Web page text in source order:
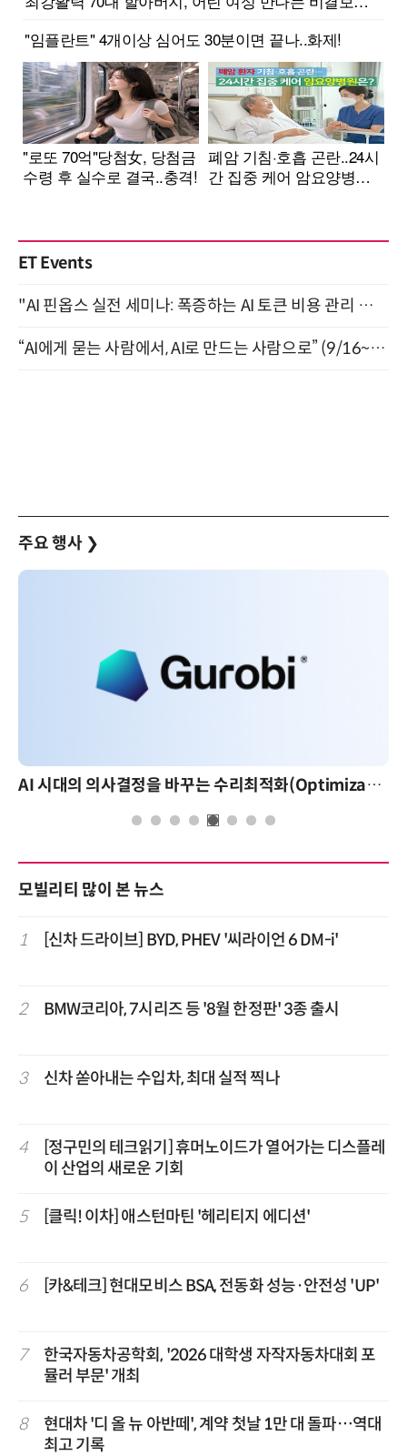
ET Events
"AI 핀옵스 실전 세미나: 폭증하는 AI 토큰 비용 관리 전략" 8월 21일 개최
“AI에게 묻는 사람에서, AI로 만드는 사람으로” (9/16~17)
주요 행사 ❯
AI 시대의 의사결정을 바꾸는 수리최적화(Optimization): 실제 산업 적용 사례와 활용 전략
모빌리티 많이 본 뉴스
1 [신차 드라이브] BYD, PHEV '씨라이언 6 DM-i'
2 BMW코리아, 7시리즈 등 '8월 한정판' 3종 출시
3 신차 쏟아내는 수입차, 최대 실적 찍나
4
[정구민의 테크읽기] 휴머노이드가 열어가는 디스플레
이 산업의 새로운 기회
5 [클릭! 이차] 애스턴마틴 '헤리티지 에디션'
6 [카&테크] 현대모비스 BSA, 전동화 성능·안전성 'UP'
7
한국자동차공학회, '2026 대학생 자작자동차대회 포
뮬러 부문' 개최
8
현대차 '디 올 뉴 아반떼', 계약 첫날 1만 대 돌파…역대
최고 기록